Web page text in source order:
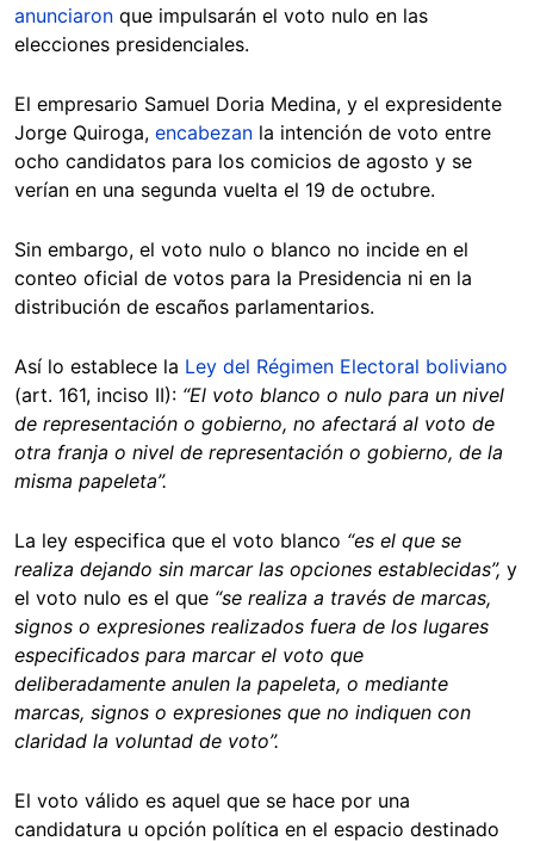
anunciaron que impulsarán el voto nulo en las
elecciones presidenciales.
El empresario Samuel Doria Medina, y el expresidente
Jorge Quiroga, encabezan la intención de voto entre
ocho candidatos para los comicios de agosto y se
verían en una segunda vuelta el 19 de octubre.
Sin embargo, el voto nulo o blanco no incide en el
conteo oficial de votos para la Presidencia ni en la
distribución de escaños parlamentarios.
Así lo establece la Ley del Régimen Electoral boliviano
(art. 161, inciso II): “El voto blanco o nulo para un nivel
de representación o gobierno, no afectará al voto de
otra franja o nivel de representación o gobierno, de la
misma papeleta”.
La ley especifica que el voto blanco “es el que se
realiza dejando sin marcar las opciones establecidas”, y
el voto nulo es el que “se realiza a través de marcas,
signos o expresiones realizados fuera de los lugares
especificados para marcar el voto que
deliberadamente anulen la papeleta, o mediante
marcas, signos o expresiones que no indiquen con
claridad la voluntad de voto”.
El voto válido es aquel que se hace por una
candidatura u opción política en el espacio destinado